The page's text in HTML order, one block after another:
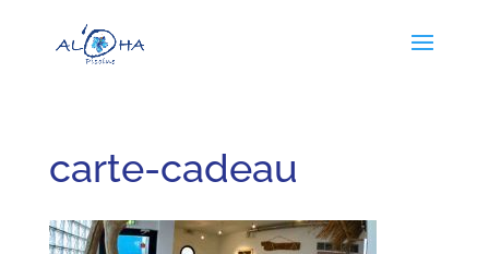
carte-cadeau